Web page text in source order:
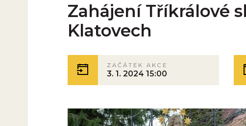
Zahájení Tříkrálové
Klatovech
ZAČÁTEK AKCE
3. 1. 2024 15:00